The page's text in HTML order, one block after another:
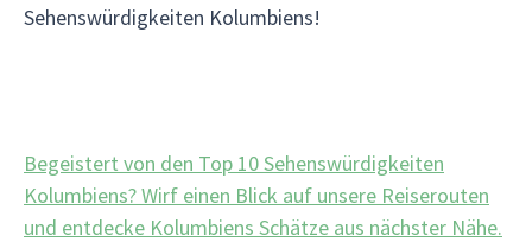
Sehenswürdigkeiten Kolumbiens!
Begeistert von den Top 10 Sehenswürdigkeiten
Kolumbiens? Wirf einen Blick auf unsere Reiserouten
und entdecke Kolumbiens Schätze aus nächster Nähe.